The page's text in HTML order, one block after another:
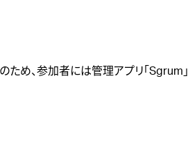
め、参加者には管理アプリ「 Sgrum